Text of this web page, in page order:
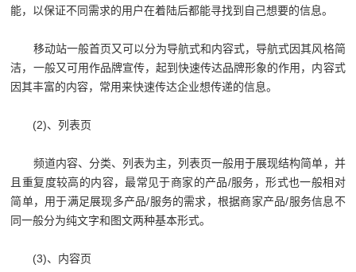
能，以保证不同需求的用户在着陆后都能寻找到自己想要的信息。
移动站一般首页又可以分为导航式和内容式，导航式因其风格简
洁，一般又可用作品牌宣传，起到快速传达品牌形象的作用，内容式
因其丰富的内容，常用来快速传达企业想传递的信息。
(2)、列表页
频道内容、分类、列表为主，列表页一般用于展现结构简单，并
且重复度较高的内容，最常见于商家的产品/服务，形式也一般相对
简单，用于满足展现多产品/服务的需求，根据商家产品/服务信息不
同一般分为纯文字和图文两种基本形式。
(3)、内容页